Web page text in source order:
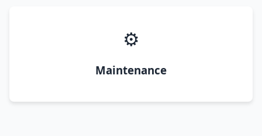
⚙️
Maintenance